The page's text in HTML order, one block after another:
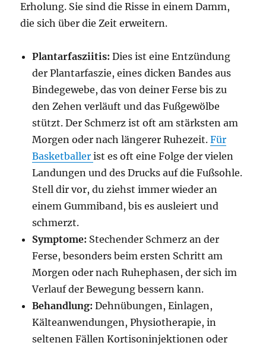
Erholung. Sie sind die Risse in einem Damm,
die sich über die Zeit erweitern.
Plantarfasziitis: Dies ist eine Entzündung
der Plantarfaszie, eines dicken Bandes aus
Bindegewebe, das von deiner Ferse bis zu
den Zehen verläuft und das Fußgewölbe
stützt. Der Schmerz ist oft am stärksten am
Morgen oder nach längerer Ruhezeit.Für
Basketballerist es oft eine Folge der vielen
Landungen und des Drucks auf die Fußsohle.
Stell dir vor, du ziehst immer wieder an
einem Gummiband, bis es ausleiert und
schmerzt.
Symptome: Stechender Schmerz an der
Ferse, besonders beim ersten Schritt am
Morgen oder nach Ruhephasen, der sich im
Verlauf der Bewegung bessern kann.
Behandlung: Dehnübungen, Einlagen,
Kälteanwendungen, Physiotherapie, in
seltenen Fällen Kortisoninjektionen oder